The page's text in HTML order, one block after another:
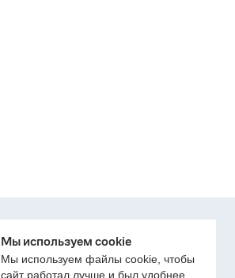
Мы используем cookie
Мы используем файлы cookie, чтобы
сайт работал лучше и был удобнее.